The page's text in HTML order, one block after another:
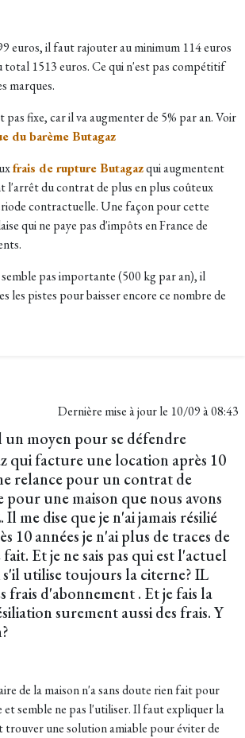
euros, il faut rajouter au minimum 114 euros
total 1513 euros. Ce qui n'est pas compétitif
marques.
pas fixe, car il va augmenter de 5% par an. Voir
du barème Butagaz
frais de rupture Butagazqui augmentent
l'arrêt du contrat de plus en plus coûteux
contractuelle. Une façon pour cette
qui ne paye pas d'impôts en France de
pas importante (500 kg par an), il
les pistes pour baisser encore ce nombre de
Dernière mise à jour le 10/09 à 08:43
un moyen pour se défendre
qui facture une location après 10
relance pour un contrat de
pour une maison que nous avons
Il me dise que je n'ai jamais résilié
10 années je n'ai plus de traces de
Et je ne sais pas qui est l'actuel
utilise toujours la citerne? IL
frais d'abonnement . Et je fais la
surement aussi des frais. Y
de la maison n'a sans doute rien fait pour
semble ne pas l'utiliser. Il faut expliquer la
trouver une solution amiable pour éviter de